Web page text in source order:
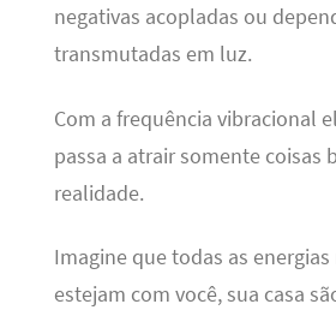
negativas acopladas ou
transmutadas em luz.
Com a frequência vibracional
passa a atrair somente coisas
realidade.
Imagine que todas as
estejam com você, sua casa